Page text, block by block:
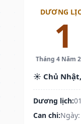
DƯƠNG
1
Tháng 4 Năm
☀️ Chủ
Dương lịch:
Can chi: